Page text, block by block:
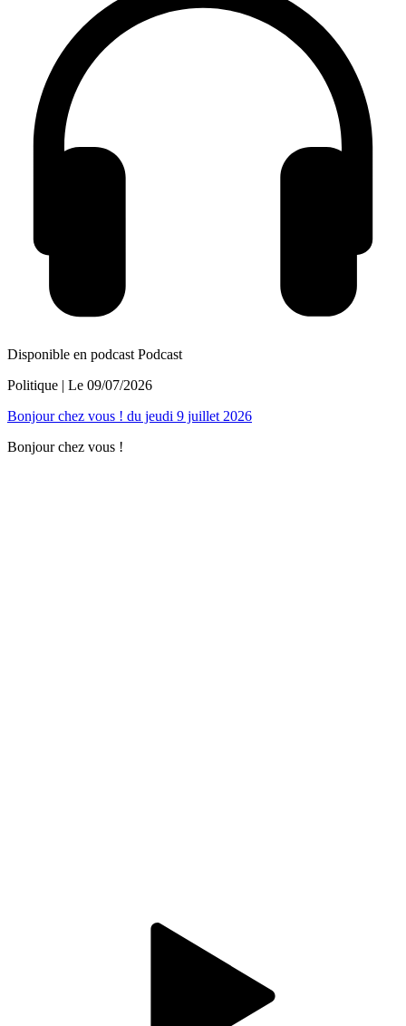
Disponible en podcast Podcast
Politique | Le 09/07/2026
Bonjour chez vous ! du jeudi 9 juillet 2026
Bonjour chez vous !